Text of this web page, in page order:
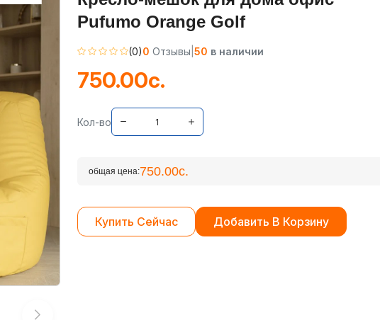
Pufumo Orange Golf
(0)0 Отзывы 50 в наличии
750.00с.
Кол-во
общая цена:750.00с.
Купить Сейчас Добавить В Корзину